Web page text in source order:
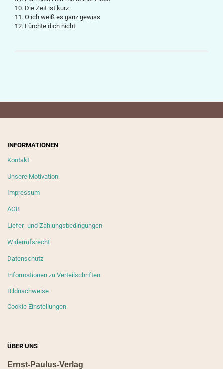
10. Die Zeit ist kurz
11. O ich weiß es ganz gewiss
12. Fürchte dich nicht
INFORMATIONEN
Kontakt
Unsere Motivation
Impressum
AGB
Liefer- und Zahlungsbedingungen
Widerrufsrecht
Datenschutz
Informationen zu Verteilschriften
Bildnachweise
Cookie Einstellungen
ÜBER UNS
Ernst-Paulus-Verlag